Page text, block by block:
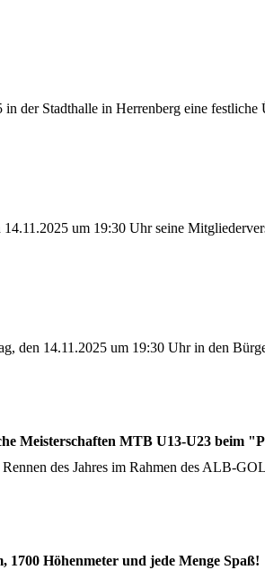
der Stadthalle in Herrenberg eine
um 19:30 Uhr seine
den 14.11.2025 um 19:30 Uhr in den
Meisterschaften MTB U13-U23 beim
des Jahres im Rahmen des ALB-
Höhenmeter und jede Menge Spaß!